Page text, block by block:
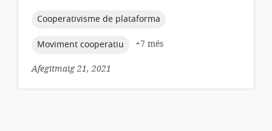
publicació:
topic:
Cooperativisme de plataforma
topic:
Moviment cooperatiu
+7 més
Afegitmaig 21, 2021